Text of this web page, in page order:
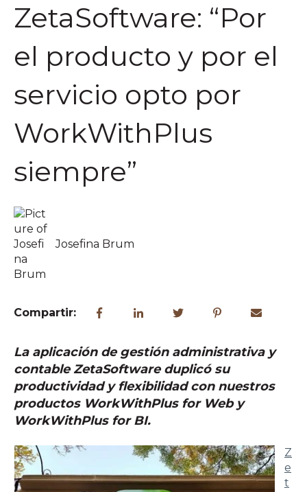
ZetaSoftware: “Por
el producto y por el
servicio opto por
WorkWithPlus
siempre”
Josefina Brum
Compartir:
La aplicación de gestión administrativa y
contable ZetaSoftware duplicó su
productividad y flexibilidad con nuestros
productos WorkWithPlus for Web y
WorkWithPlus for BI.
Z
e
t